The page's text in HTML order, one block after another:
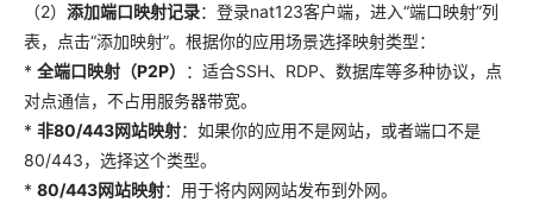
（2） 添加端口映射记录：登录nat123客户端，进入“端口映射”列
表，点击“添加映射”。根据你的应用场景选择映射类型：
* 全端口映射（P2P）
：适合SSH、RDP、数据库等多种协议，点
对点通信，不占用服务器带宽。
* 非80/443网站映射：如果你的应用不是网站，或者端口不是
80/443，选择这个类型。
* 80/443网站映射：用于将内网网站发布到外网。